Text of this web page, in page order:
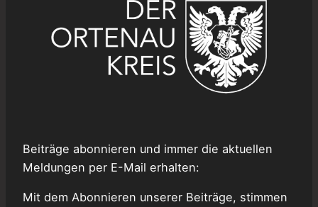
Beiträge abonnieren und immer die aktuellen
Meldungen per E-Mail erhalten:
Mit dem Abonnieren unserer Beiträge, stimmen